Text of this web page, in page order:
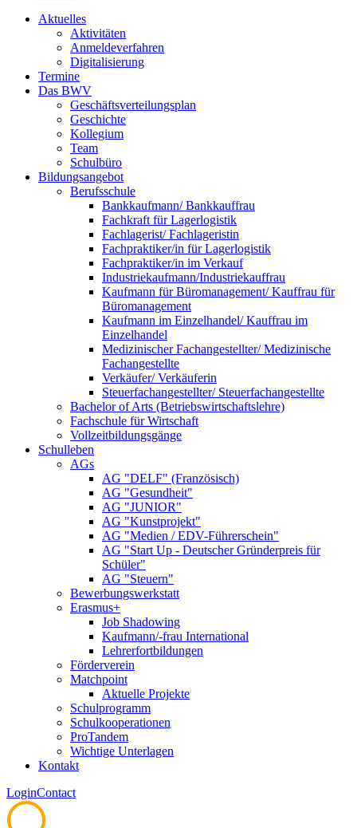
Aktuelles
Aktivitäten
Anmeldeverfahren
Digitalisierung
Termine
Das BWV
Geschäftsverteilungsplan
Geschichte
Kollegium
Team
Schulbüro
Bildungsangebot
Berufsschule
Bankkaufmann/ Bankkauffrau
Fachkraft für Lagerlogistik
Fachlagerist/ Fachlageristin
Fachpraktiker/in für Lagerlogistik
Fachpraktiker/in im Verkauf
Industriekaufmann/Industriekauffrau
Kaufmann für Büromanagement/ Kauffrau für
Büromanagement
Kaufmann im Einzelhandel/ Kauffrau im
Einzelhandel
Medizinischer Fachangestellter/ Medizinische
Fachangestellte
Verkäufer/ Verkäuferin
Steuerfachangestellter/ Steuerfachangestellte
Bachelor of Arts (Betriebswirtschaftslehre)
Fachschule für Wirtschaft
Vollzeitbildungsgänge
Schulleben
AGs
AG "DELF" (Französisch)
AG "Gesundheit"
AG "JUNIOR"
AG "Kunstprojekt"
AG "Medien / EDV-Führerschein"
AG "Start Up - Deutscher Gründerpreis für
Schüler"
AG "Steuern"
Bewerbungswerkstatt
Erasmus+
Job Shadowing
Kaufmann/-frau International
Lehrerfortbildungen
Förderverein
Matchpoint
Aktuelle Projekte
Schulprogramm
Schulkooperationen
ProTandem
Wichtige Unterlagen
Kontakt
LoginContact